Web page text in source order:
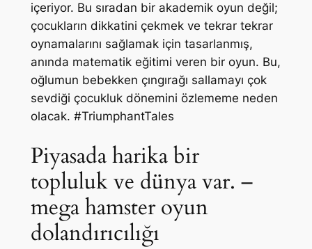
içeriyor. Bu sıradan bir akademik oyun değil;
çocukların dikkatini çekmek ve tekrar tekrar
oynamalarını sağlamak için tasarlanmış,
anında matematik eğitimi veren bir oyun. Bu,
oğlumun bebekken çıngırağı sallamayı çok
sevdiği çocukluk dönemini özlememe neden
olacak. #TriumphantTales
Piyasada harika bir
topluluk ve dünya var. –
mega hamster oyun
dolandırıcılığı